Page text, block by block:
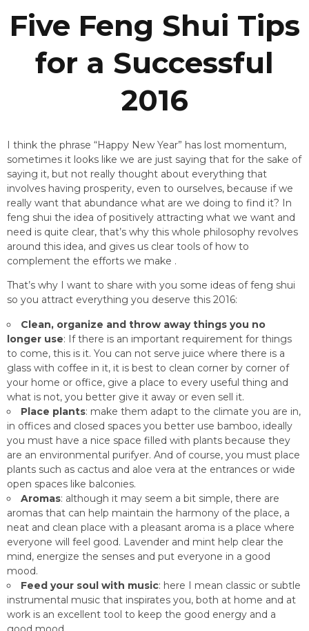
Five Feng Shui Tips
for a Successful
2016
I think the phrase “Happy New Year” has lost momentum,
sometimes it looks like we are just saying that for the sake of
saying it, but not really thought about everything that
involves having prosperity, even to ourselves, because if we
really want that abundance what are we doing to find it? In
feng shui the idea of positively attracting what we want and
need is quite clear, that’s why this whole philosophy revolves
around this idea, and gives us clear tools of how to
complement the efforts we make .
That’s why I want to share with you some ideas of feng shui
so you attract everything you deserve this 2016:
Clean, organize and throw away things you no
longer use: If there is an important requirement for things
to come, this is it. You can not serve juice where there is a
glass with coffee in it, it is best to clean corner by corner of
your home or office, give a place to every useful thing and
what is not, you better give it away or even sell it.
Place plants: make them adapt to the climate you are in,
in offices and closed spaces you better use bamboo, ideally
you must have a nice space filled with plants because they
are an environmental purifyer. And of course, you must place
plants such as cactus and aloe vera at the entrances or wide
open spaces like balconies.
Aromas: although it may seem a bit simple, there are
aromas that can help maintain the harmony of the place, a
neat and clean place with a pleasant aroma is a place where
everyone will feel good. Lavender and mint help clear the
mind, energize the senses and put everyone in a good
mood.
Feed your soul with music: here I mean classic or subtle
instrumental music that inspirates you, both at home and at
work is an excellent tool to keep the good energy and a